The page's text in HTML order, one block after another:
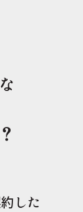
した